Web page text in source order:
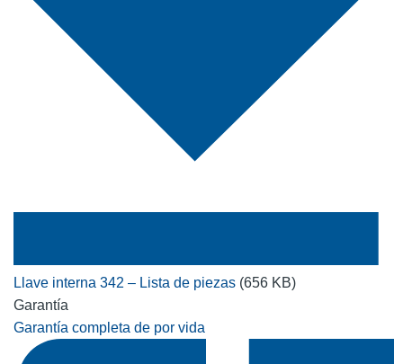
Llave interna 342 – Lista de piezas (656 KB)
Garantía
Garantía completa de por vida